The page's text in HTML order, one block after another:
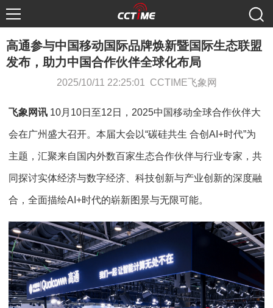
高通参与中国移动国际品牌焕新暨国际生态联盟
发布，助力中国合作伙伴全球化布局
2025/10/11 22:25:01 CCTIME飞象网
飞象网讯 10月10日至12日，2025中国移动全球合作伙伴大
会在广州盛大召开。本届大会以“碳硅共生 合创AI+时代”为
主题，汇聚来自国内外数百家生态合作伙伴与行业专家，共
同探讨实体经济与数字经济、科技创新与产业创新的深度融
合，全面描绘AI+时代的崭新图景与无限可能。